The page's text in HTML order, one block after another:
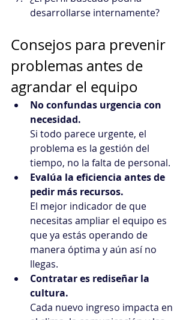
desarrollarse internamente?
Consejos para prevenir
problemas antes de
agrandar el equipo
No confundas urgencia con
necesidad.
Si todo parece urgente, el
problema es la gestión del
tiempo, no la falta de personal.
Evalúa la eficiencia antes de
pedir más recursos.
El mejor indicador de que
necesitas ampliar el equipo es
que ya estás operando de
manera óptima y aún así no
llegas.
Contratar es rediseñar la
cultura.
Cada nuevo ingreso impacta en